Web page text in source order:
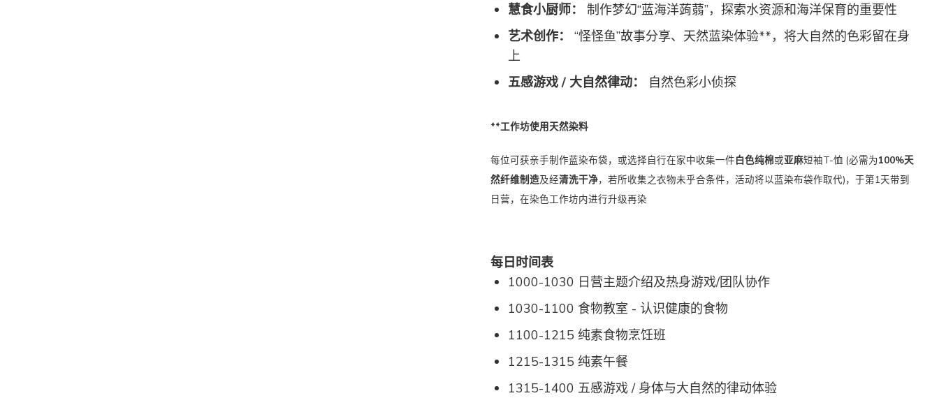
慧食小厨师：
制作梦幻“蓝海洋蒟蒻”，探索水资源和海洋保育的重要性
艺术创作：
“怪怪鱼”故事分享、天然蓝染体验**，将大自然的色彩留在身
上
五感游戏 / 大自然律动：
自然色彩小侦探
**工作坊使用天然染料
每位可获亲手制作蓝染布袋，或选择自行在家中收集一件白色纯棉或亚麻短袖T-恤 (必需为100%天
然纤维制造及经清洗干净，若所收集之衣物未乎合条件，活动将以蓝染布袋作取代)，于第1天带到
日营，在染色工作坊内进行升级再染
每日时间表
1000-1030 日营主题介绍及热身游戏/团队协作
1030-1100 食物教室 - 认识健康的食物
1100-1215 纯素食物烹饪班
1215-1315 纯素午餐
1315-1400 五感游戏 / 身体与大自然的律动体验